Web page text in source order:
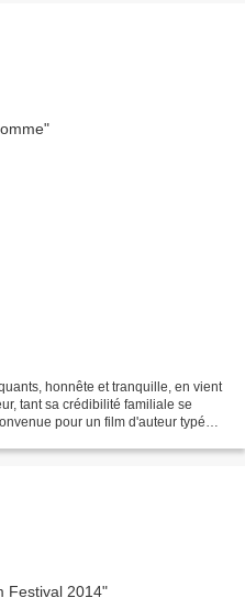
honnête et tranquille, en vient
tant sa crédibilité familiale se
pour un film d'auteur typé